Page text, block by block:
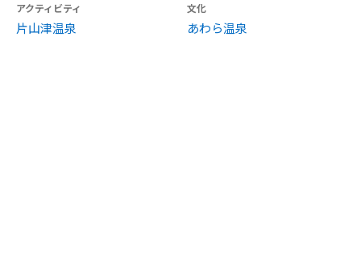
アクティビティ
片山津温泉
文化
あわら温泉